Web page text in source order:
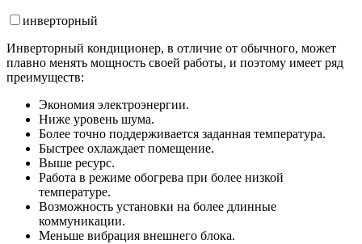
инверторный
Инверторный кондиционер, в отличие от обычного, может
плавно менять мощность своей работы, и поэтому имеет ряд
преимуществ:
Экономия электроэнергии.
Ниже уровень шума.
Более точно поддерживается заданная температура.
Быстрее охлаждает помещение.
Выше ресурс.
Работа в режиме обогрева при более низкой
температуре.
Возможность установки на более длинные
коммуникации.
Меньше вибрация внешнего блока.